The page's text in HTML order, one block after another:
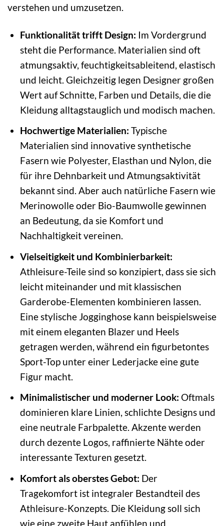
verstehen und umzusetzen.
Funktionalität trifft Design: Im Vordergrund
steht die Performance. Materialien sind oft
atmungsaktiv, feuchtigkeitsableitend, elastisch
und leicht. Gleichzeitig legen Designer großen
Wert auf Schnitte, Farben und Details, die die
Kleidung alltagstauglich und modisch machen.
Hochwertige Materialien: Typische
Materialien sind innovative synthetische
Fasern wie Polyester, Elasthan und Nylon, die
für ihre Dehnbarkeit und Atmungsaktivität
bekannt sind. Aber auch natürliche Fasern wie
Merinowolle oder Bio-Baumwolle gewinnen
an Bedeutung, da sie Komfort und
Nachhaltigkeit vereinen.
Vielseitigkeit und Kombinierbarkeit:
Athleisure-Teile sind so konzipiert, dass sie sich
leicht miteinander und mit klassischen
Garderobe-Elementen kombinieren lassen.
Eine stylische Jogginghose kann beispielsweise
mit einem eleganten Blazer und Heels
getragen werden, während ein figurbetontes
Sport-Top unter einer Lederjacke eine gute
Figur macht.
Minimalistischer und moderner Look: Oftmals
dominieren klare Linien, schlichte Designs und
eine neutrale Farbpalette. Akzente werden
durch dezente Logos, raffinierte Nähte oder
interessante Texturen gesetzt.
Komfort als oberstes Gebot: Der
Tragekomfort ist integraler Bestandteil des
Athleisure-Konzepts. Die Kleidung soll sich
wie eine zweite Haut anfühlen und